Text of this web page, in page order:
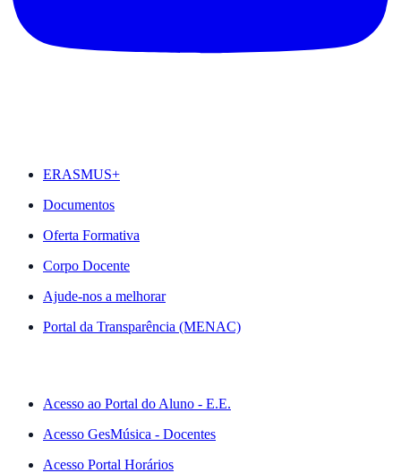
ERASMUS+
Documentos
Oferta Formativa
Corpo Docente
Ajude-nos a melhorar
Portal da Transparência (MENAC)
Acesso ao Portal do Aluno - E.E.
Acesso GesMúsica - Docentes
Acesso Portal Horários